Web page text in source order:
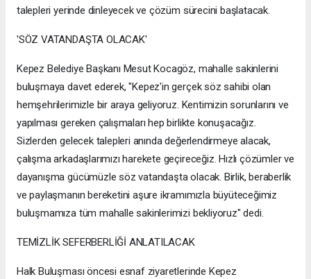
talepleri yerinde dinleyecek ve çözüm sürecini başlatacak.
'SÖZ VATANDAŞTA OLACAK'
Kepez Belediye Başkanı Mesut Kocagöz, mahalle sakinlerini
buluşmaya davet ederek, "Kepez'in gerçek söz sahibi olan
hemşehrilerimizle bir araya geliyoruz. Kentimizin sorunlarını ve
yapılması gereken çalışmaları hep birlikte konuşacağız.
Sizlerden gelecek talepleri anında değerlendirmeye alacak,
çalışma arkadaşlarımızı harekete geçireceğiz. Hızlı çözümler ve
dayanışma gücümüzle söz vatandaşta olacak. Birlik, beraberlik
ve paylaşmanın bereketini aşure ikramımızla büyüteceğimiz
buluşmamıza tüm mahalle sakinlerimizi bekliyoruz" dedi.
TEMİZLİK SEFERBERLİĞİ ANLATILACAK
Halk Buluşması öncesi esnaf ziyaretlerinde Kepez